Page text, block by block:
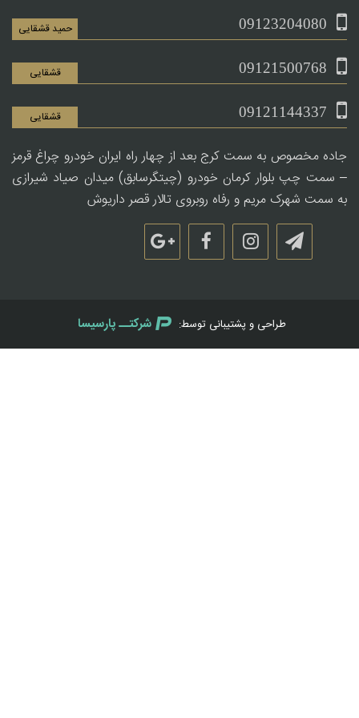
09123204080 حمید قشقایی
09121500768 قشقایی
09121144337 قشقایی
جاده مخصوص به سمت کرج بعد از چهار راه ایران خودرو چراغ قرمز
– سمت چپ بلوار کرمان خودرو (چیتگرسابق) میدان صیاد شیرازی
به سمت شهرک مریم و رفاه روبروی تالار قصر داریوش
طراحی و پشتیبانی توسط: شرکتــ پارسیسا